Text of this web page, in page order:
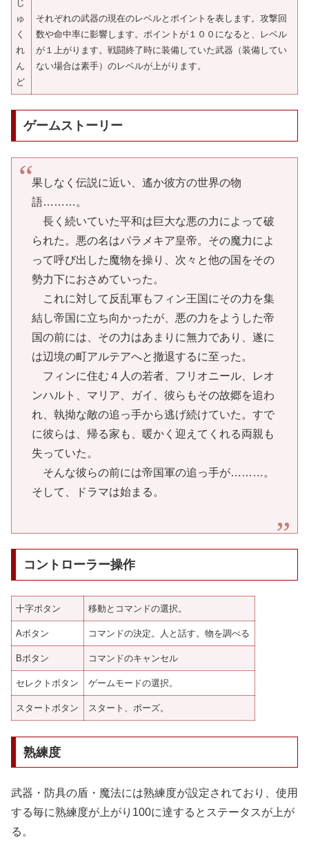
じ
ゅ
く
れ
ん
ど
それぞれの武器の現在のレベルとポイントを表します。攻撃回
数や命中率に影響します。ポイントが１００になると、レベル
が１上がります。戦闘終了時に装備していた武器（装備してい
ない場合は素手）のレベルが上がります。
ゲームストーリー
果しなく伝説に近い、遙か彼方の世界の物
語………。
長く続いていた平和は巨大な悪の力によって破
られた。悪の名はパラメキア皇帝。その魔力によ
って呼び出した魔物を操り、次々と他の国をその
勢力下におさめていった。
これに対して反乱軍もフィン王国にその力を集
結し帝国に立ち向かったが、悪の力をようした帝
国の前には、その力はあまりに無力であり、遂に
は辺境の町アルテアへと撤退するに至った。
フィンに住む４人の若者、フリオニール、レオ
ンハルト、マリア、ガイ、彼らもその故郷を追わ
れ、執拗な敵の追っ手から逃げ続けていた。すで
に彼らは、帰る家も、暖かく迎えてくれる両親も
失っていた。
そんな彼らの前には帝国軍の追っ手が………。
そして、ドラマは始まる。
コントローラー操作
十字ボタン 移動とコマンドの選択。
Aボタン コマンドの決定。人と話す。物を調べる
Bボタン コマンドのキャンセル
セレクトボタン ゲームモードの選択。
スタートボタン スタート、ポーズ。
熟練度
武器・防具の盾・魔法には熟練度が設定されており、使用
する毎に熟練度が上がり100に達するとステータスが上が
る。